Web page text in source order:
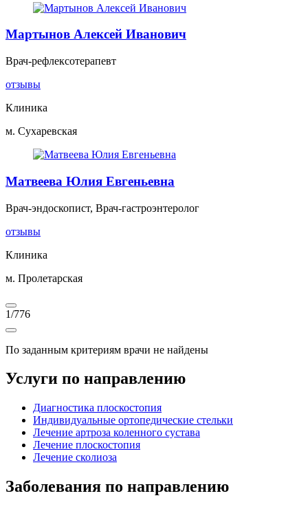
Мартынов Алексей Иванович
Врач-рефлексотерапевт
отзывы
Клиника
м. Сухаревская
Матвеева Юлия Евгеньевна
Врач-эндоскопист, Врач-гастроэнтеролог
отзывы
Клиника
м. Пролетарская
1/776
По заданным критериям врачи не найдены
Услуги по направлению
Диагностика плоскостопия
Индивидуальные ортопедические стельки
Лечение артроза коленного сустава
Лечение плоскостопия
Лечение сколиоза
Заболевания по направлению